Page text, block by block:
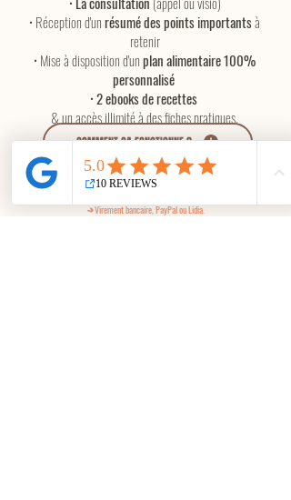
• Réception d'unrésumé des points importantsà
retenir
• Mise à disposition d'unplan alimentaire 100%
personnalisé
•2 ebooks de recettes
& un accès illimité à des fiches pratiques.
COMMENT ÇA FONCTIONNE ?
Pour le paiement (cela fonctionne pour les deux prestations) tu as la possibilité de
->Virementbancaire, PayPal ou Lidia.